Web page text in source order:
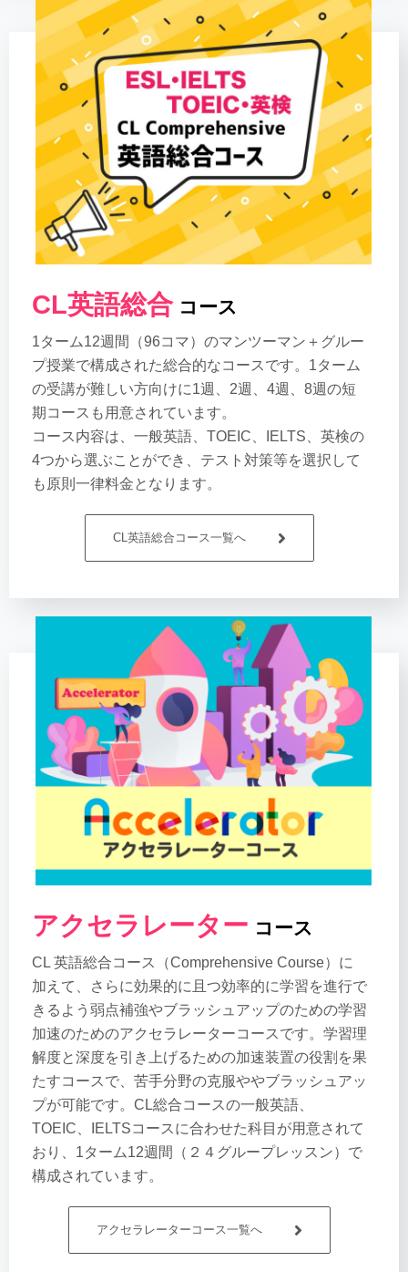
CL英語総合コース
1ターム12週間（96コマ）のマンツーマン＋グルー
プ授業で構成された総合的なコースです。1ターム
の受講が難しい方向けに1週、2週、4週、8週の短
期コースも用意されています。
コース内容は、一般英語、TOEIC、IELTS、英検の
4つから選ぶことができ、テスト対策等を選択して
も原則一律料金となります。
CL英語総合コース一覧へ
アクセラレーター コース
CL 英語総合コース（Comprehensive Course）に
加えて、さらに効果的に且つ効率的に学習を進行で
きるよう弱点補強やブラッシュアップのための学習
加速のためのアクセラレーターコースです。学習理
解度と深度を引き上げるための加速装置の役割を果
たすコースで、苦手分野の克服ややブラッシュアッ
プが可能です。CL総合コースの一般英語、
TOEIC、IELTSコースに合わせた科目が用意されて
おり、1ターム12週間（２４グループレッスン）で
構成されています。
アクセラレーターコース一覧へ